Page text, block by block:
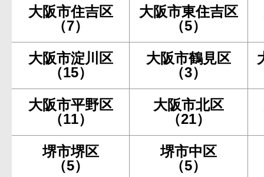
大阪市住吉区
（7）
大阪市東住吉区
（5）
大阪市淀川区
（15）
大阪市鶴見区
（3）
大阪市平野区
（11）
大阪市北区
（21）
堺市堺区
（5）
堺市中区
（5）